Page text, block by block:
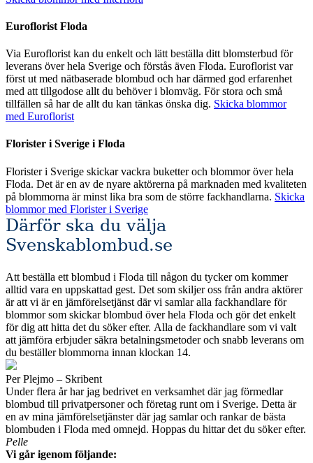
Euroflorist Floda
Via Euroflorist kan du enkelt och lätt beställa ditt blomsterbud för
leverans över hela Sverige och förstås även Floda. Euroflorist var
först ut med nätbaserade blombud och har därmed god erfarenhet
med att tillgodose allt du behöver i blomväg. För stora och små
tillfällen så har de allt du kan tänkas önska dig. Skicka blommor
med Euroflorist
Florister i Sverige i Floda
Florister i Sverige skickar vackra buketter och blommor över hela
Floda. Det är en av de nyare aktörerna på marknaden med kvaliteten
på blommorna är minst lika bra som de större fackhandlarna. Skicka
blommor med Florister i Sverige
Därför ska du välja
Svenskablombud.se
Att beställa ett blombud i Floda till någon du tycker om kommer
alltid vara en uppskattad gest. Det som skiljer oss från andra aktörer
är att vi är en jämförelsetjänst där vi samlar alla fackhandlare för
blommor som skickar blombud över hela Floda och gör det enkelt
för dig att hitta det du söker efter. Alla de fackhandlare som vi valt
att jämföra erbjuder säkra betalningsmetoder och snabb leverans om
du beställer blommorna innan klockan 14.
Per Plejmo – Skribent
Under flera år har jag bedrivet en verksamhet där jag förmedlar
blombud till privatpersoner och företag runt om i Sverige. Detta är
en av mina jämförelsetjänster där jag samlar och rankar de bästa
blombuden i Floda med omnejd. Hoppas du hittar det du söker efter.
Pelle
Vi går igenom följande: